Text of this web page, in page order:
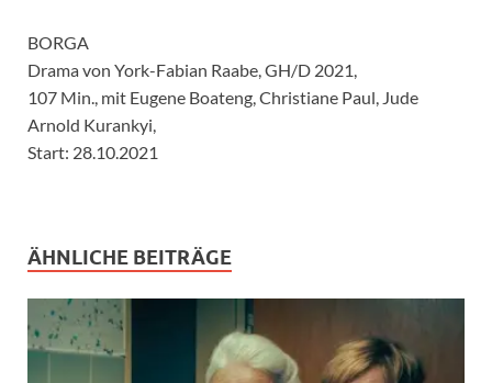
BORGA
Drama von York-Fabian Raabe, GH/D 2021,
107 Min., mit Eugene Boateng, Christiane Paul, Jude
Arnold Kurankyi,
Start: 28.10.2021
ÄHNLICHE BEITRÄGE